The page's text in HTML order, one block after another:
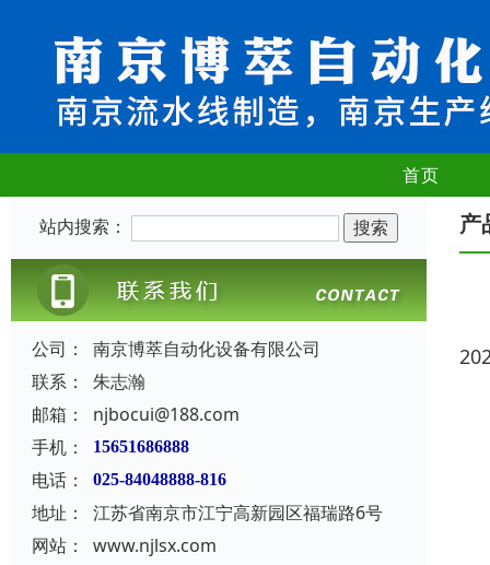
首页
站内搜索：
公司：
南京博萃自动化设备有限公司
联系：
朱志瀚
邮箱：
njbocui@188.com
手机：
15651686888
电话： 025-84048888-816
地址：
江苏省南京市江宁高新园区福瑞路6号
网站：
www.njlsx.com
产